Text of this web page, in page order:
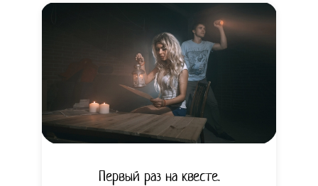
Первый раз на квесте.